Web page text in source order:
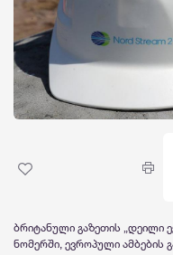
ბრიტანული გაზეთის „დეილი
ნომერში, ევროპული ამბების